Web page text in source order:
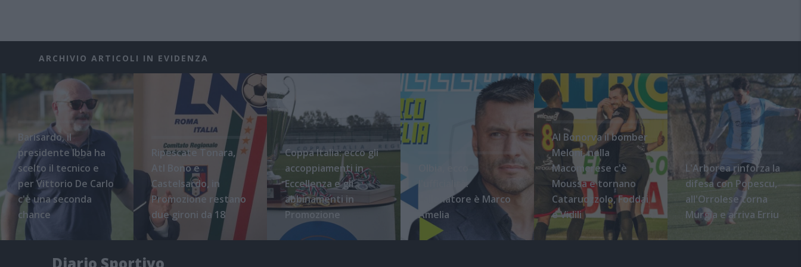
ARCHIVIO ARTICOLI IN EVIDENZA
Barisardo, il
presidente Ibba ha
scelto il tecnico e
per Vittorio De Carlo
c'è una seconda
chance
Ripescate Tonara,
Atl Bono e
Castelsardo, in
Promozione restano
due gironi da 18
Coppa Italia: ecco gli
accoppiamenti in
Eccellenza e gli
abbinamenti in
Promozione
l'ufficialità:
l'allenatore è Marco
Amelia
Al Bonorva il bomber
Meloni, nella
Macomerese c'è
Moussa e tornano
Cataruozzolo, Foddai
e Vidili
L'Arborea rinforza la
difesa con Popescu,
all'Orrolese torna
Murgia e arriva Erriu